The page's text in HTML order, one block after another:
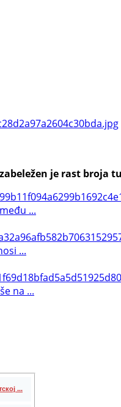
je rast
...
...
na ...